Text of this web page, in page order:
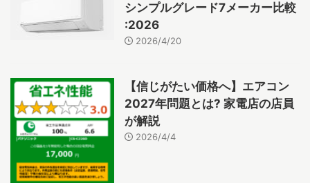
シンプルグレード7メーカー比較
:2026
2026/4/20
【信じがたい価格へ】エアコン
2027年問題とは? 家電店の店員
が解説
2026/4/4